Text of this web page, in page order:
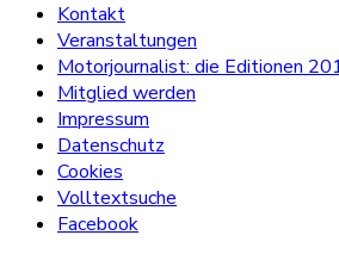
Kontakt
Veranstaltungen
Motorjournalist: die Editionen
Mitglied werden
Impressum
Datenschutz
Cookies
Volltextsuche
Facebook